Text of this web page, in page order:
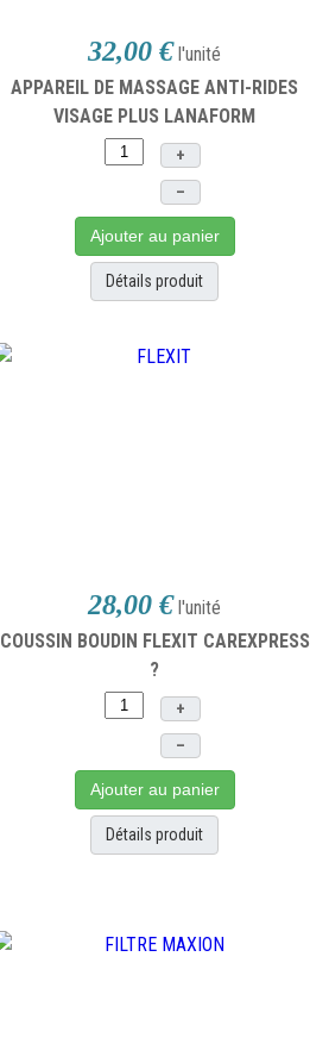
32,00 € l'unité
APPAREIL DE MASSAGE ANTI-RIDES
VISAGE PLUS LANAFORM
+
–
Ajouter au panier
Détails produit
28,00 € l'unité
COUSSIN BOUDIN FLEXIT CAREXPRESS
?
+
–
Ajouter au panier
Détails produit